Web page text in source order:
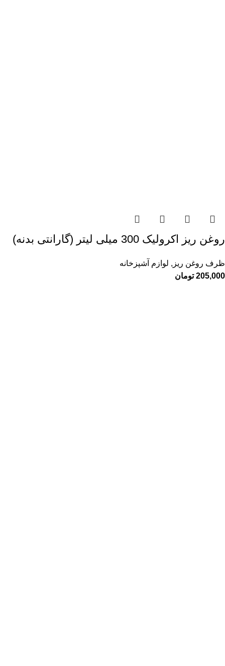
روغن ریز اکرولیک 300 میلی لیتر (گارانتی بدنه)
ظرف روغن ریز , لوازم آشپزخانه
205,000 تومان